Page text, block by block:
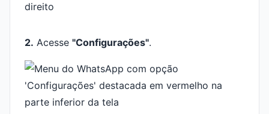
2. Acesse "Configurações".